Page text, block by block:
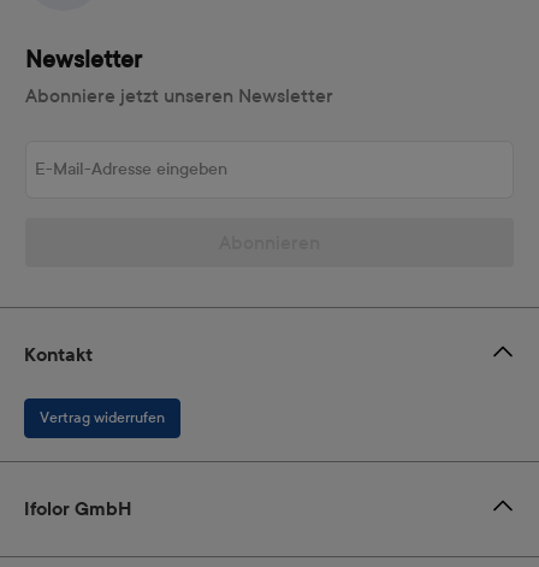
Newsletter
Abonniere jetzt unseren Newsletter
Kontakt
Vertrag widerrufen
Ifolor GmbH